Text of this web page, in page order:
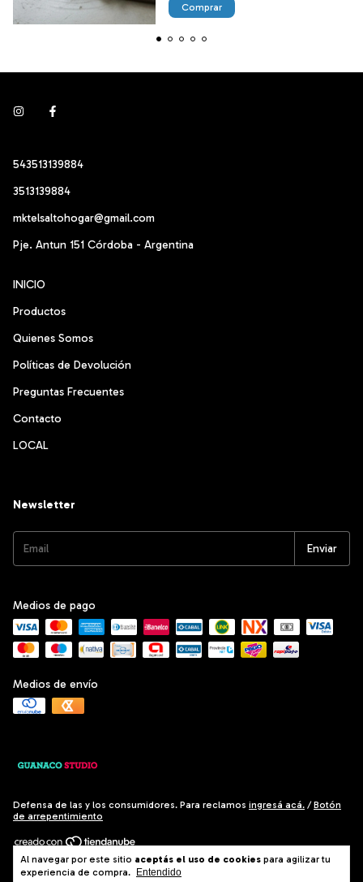
Al navegar por este sitio aceptás el uso de cookies para agilizar tu
experiencia de compra.
Entendido
Comprar
543513139884
3513139884
mktelsaltohogar@gmail.com
Pje. Antun 151 Córdoba - Argentina
INICIO
Productos
Quienes Somos
Políticas de Devolución
Preguntas Frecuentes
Contacto
LOCAL
Newsletter
Medios de pago
Medios de envío
Defensa de las y los consumidores. Para reclamos ingresá acá. / Botón
de arrepentimiento
Copyright El Salto Hogar - 2026. Todos los derechos reservados.